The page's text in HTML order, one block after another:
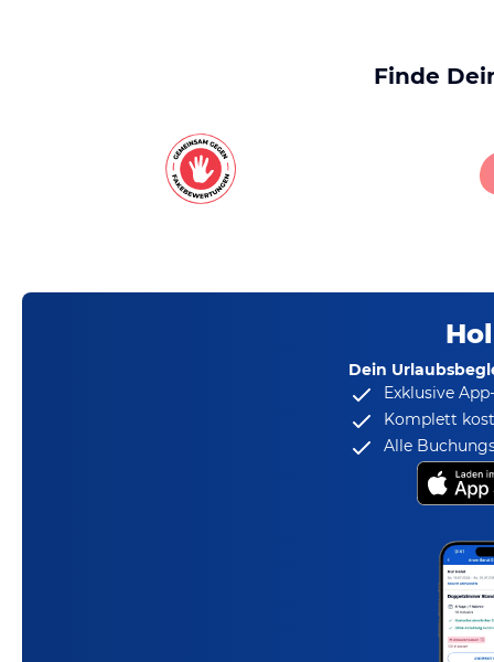
Finde
Dein
Exklusive
Komplett
Alle